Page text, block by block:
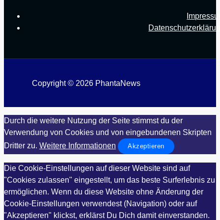
Copyright © 2026 PhantaNews
Durch die weitere Nutzung der Seite stimmst du der
Verwendung von Cookies und von eingebundenen Skripten
Dritter zu. Weitere Informationen Akzeptieren
Die Cookie-Einstellungen auf dieser Website sind auf
"Cookies zulassen" eingestellt, um das beste Surferlebnis zu
ermöglichen. Wenn du diese Website ohne Änderung der
Cookie-Einstellungen verwendest (Navigation) oder auf
"Akzeptieren" klickst, erklärst Du Dich damit einverstanden.